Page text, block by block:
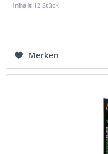
Inhalt 12 Stück
Merken